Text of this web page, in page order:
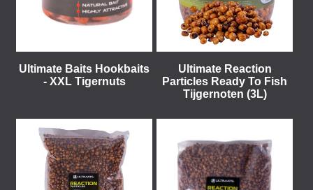
Ultimate Baits Hookbaits
- XXL Tigernuts
Ultimate Reaction
Particles Ready To Fish
Tijgernoten (3L)